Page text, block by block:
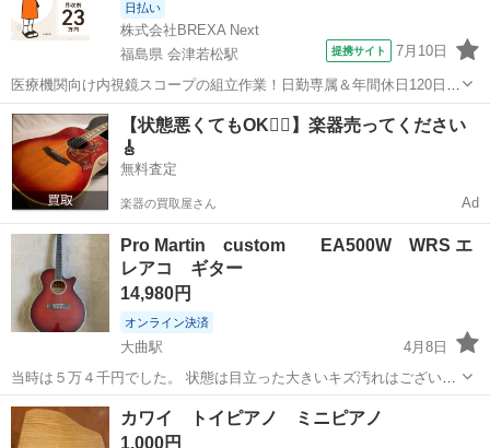
日払い
株式会社BREXA Next
福島県 会津若松駅
提携サイト 7月10日
医療機関向け内視鏡スコープの組立作業！日勤専属＆年間休日120日
★◎20代～40代の男女活躍中！送迎あり！マイカー通勤OK◎無料駐車
場あり★日払いあり◎空調完備で快適作業！《福島県会津若松市》 人
気の工場のお仕事 ◇医療機...
福島 会津若松市 会津若松駅 その他
【状態悪くてもOK🙆‍♀️】楽器売ってください
🎸
無料査定
楽器の買取屋さん Ad
Pro Martin custom EA500W WRS エ
レアコ ギター
14,980円
オンライン決済
大曲駅
4月8日
当時は５万４千円でした。 状態は目立った大きいキズ汚れはございま
せん。 ※未確認 アンプには差して使っていませんでした。 〇お引渡
し場所 大曲田町桂公園 ファミマ近くです。 ※購入意...
秋田 大仙市 大曲駅 弦楽器、ギター エレアコ
カワイ トイピアノ ミニピアノ
1,000円